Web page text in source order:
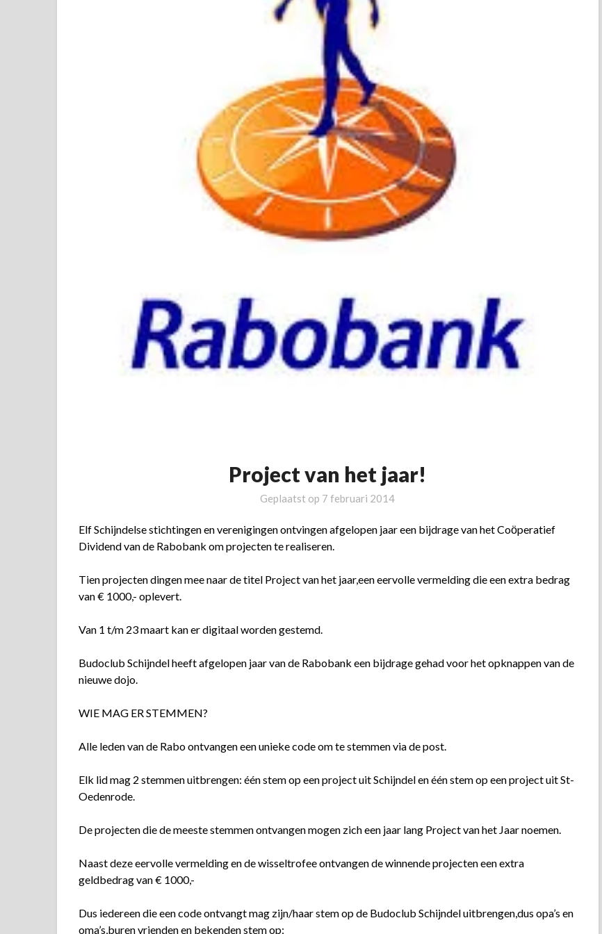
Project van het jaar!
Geplaatst op 7 februari 2014
Elf Schijndelse stichtingen en verenigingen ontvingen afgelopen jaar een bijdrage van het Coӧperatief
Dividend van de Rabobank om projecten te realiseren.
Tien projecten dingen mee naar de titel Project van het jaar,een eervolle vermelding die een extra bedrag
van € 1000,- oplevert.
Van 1 t/m 23 maart kan er digitaal worden gestemd.
Budoclub Schijndel heeft afgelopen jaar van de Rabobank een bijdrage gehad voor het opknappen van de
nieuwe dojo.
WIE MAG ER STEMMEN?
Alle leden van de Rabo ontvangen een unieke code om te stemmen via de post.
Elk lid mag 2 stemmen uitbrengen: één stem op een project uit Schijndel en één stem op een project uit St-
Oedenrode.
De projecten die de meeste stemmen ontvangen mogen zich een jaar lang Project van het Jaar noemen.
Naast deze eervolle vermelding en de wisseltrofee ontvangen de winnende projecten een extra
geldbedrag van € 1000,-
Dus iedereen die een code ontvangt mag zijn/haar stem op de Budoclub Schijndel uitbrengen,dus opa’s en
oma’s,buren vrienden en bekenden stem op: